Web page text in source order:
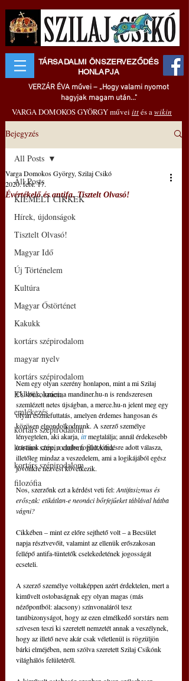
TÁRSADALMI ÖNSZERVEZŐDÉS
HONLAPJA
VERZÁR ÉVA művei – „Hogy valami nyomot
hagyjak magam után..."
VARGA DOMOKOS GYÖRGY művei ittés awikin
Bejegyzés
All Posts
KIEMELT CIKKEK
Hírek, újdonságok
Tisztelt Olvasó!
Magyar Idő
Új Történelem
Kultúra
Magyar Őstörténet
Kakukk
kortárs szépirodalom
magyar nyelv
kortárs szépirodalom
EU bürokrácia
emlékezés
kortárs szépirodalom
kortárs szépirodalom filozófia
kortárs szépirodalom
filozófia
All Posts
Évértékelő és antifa. Tisztelt Olvasó!
Varga Domokos György, Szilaj Csikó
2020. febr. 17.
Nem egy olyan szerény honlapon, mint a mi Szilaj
Csikónk, hanem a mandiner.hu-n is rendszeresen
szemlézett netes újságban, a merce.hu-n jelent meg egy
olyan eszmefuttatás, amelyen érdemes hangosan és
közösen elgondolkodnunk. A szerző személye
lényegtelen, aki akarja, itt megtalálja; annál érdekesebb
írásának címe, a címbe foglalt kérdésre adott válasza,
illetőleg mindaz a veszedelem, ami a logikájából egész
jövőnkre nézvést következik.
Nos, szerzőnk ezt a kérdést veti fel: Antifasizmus és
erőszak: etikátlan-e neonáci bőrfejűeket táblával hátba
vágni?
Cikkében – mint ez előre sejthető volt – a Becsület
napja résztvevőit, valamint az ellenük erőszakosan
fellépő antifa-tüntetők cselekedetének jogosságát
ecseteli.
A szerző személye voltaképpen azért érdektelen, mert a
kiművelt ostobaságnak egy olyan magas (más
nézőpontból: alacsony) színvonaláról tesz
tanúbizonyságot, hogy az ezen elmélkedő sorstárs nem
szívesen teszi ki szeretett nemzetét annak a veszélynek,
hogy az illető neve akár csak véletlenül is rögzüljön
bárki elméjében, nem szólva szeretett Szilaj Csikónk
világhálós felületéről.